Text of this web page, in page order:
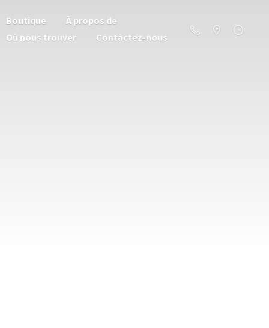
Boutique
À propos de
Où nous trouver
Contactez-nous